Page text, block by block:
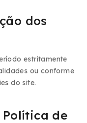
dos
estritamente
ou conforme
do site.
Política de